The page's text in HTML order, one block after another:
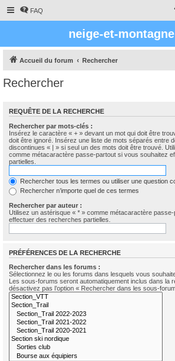
FAQ
neige-et-
Accueil du forum Rechercher
Rechercher
REQUÊTE DE LA RECHERCHE
Rechercher par mots-clés :
Insérez le caractère « + » devant un mot qui doit être
doit être ignoré. Insérez une liste de mots séparés entre
discontinues « | » si seul un des mots doit être trouvé.
comme métacaractère passe-partout si vous souhaitez
partielles.
Rechercher tous les termes ou utiliser une question
Rechercher n’importe quel de ces termes
Rechercher par auteur :
Utilisez un astérisque « * » comme métacaractère
effectuer des recherches partielles.
PRÉFÉRENCES DE LA RECHERCHE
Rechercher dans les forums :
Sélectionnez le ou les forums dans lesquels vous
Les sous-forums seront automatiquement inclus dans la
désactivez pas l’option « Rechercher dans les sous-